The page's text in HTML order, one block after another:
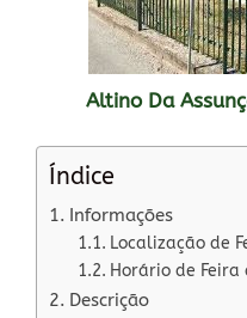
Altino Da
Índice
Informações
Localização de
Horário de Feira
Descrição